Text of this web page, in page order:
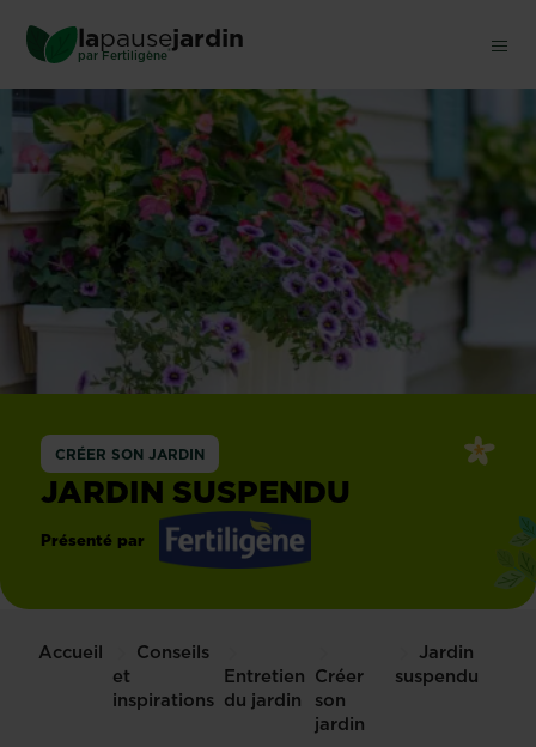
main
content
lapausejardin
par Fertiligène®
CRÉER SON JARDIN
JARDIN SUSPENDU
Présenté par
Accueil
Conseils
et
inspirations
Entretien
du jardin
Créer
son
jardin
Jardin
suspendu